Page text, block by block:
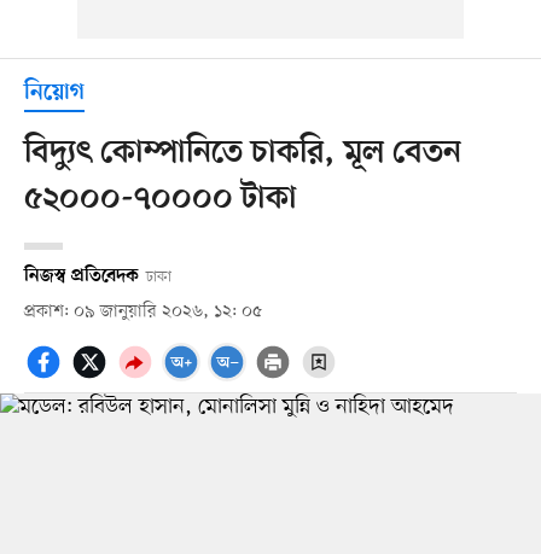
নিয়োগ
বিদ্যুৎ কোম্পানিতে চাকরি, মূল বেতন
৫২০০০-৭০০০০ টাকা
নিজস্ব প্রতিবেদক ঢাকা
প্রকাশ: ০৯ জানুয়ারি ২০২৬, ১২: ০৫